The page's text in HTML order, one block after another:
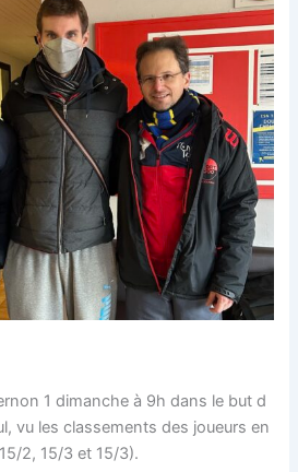
1 dimanche à 9h dans le but d
vu les classements des joueurs en
2, 15/3 et 15/3).